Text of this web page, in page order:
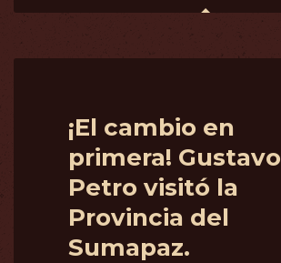
¡El cambio en
primera! Gustavo
Petro visitó la
Provincia del
Sumapaz.